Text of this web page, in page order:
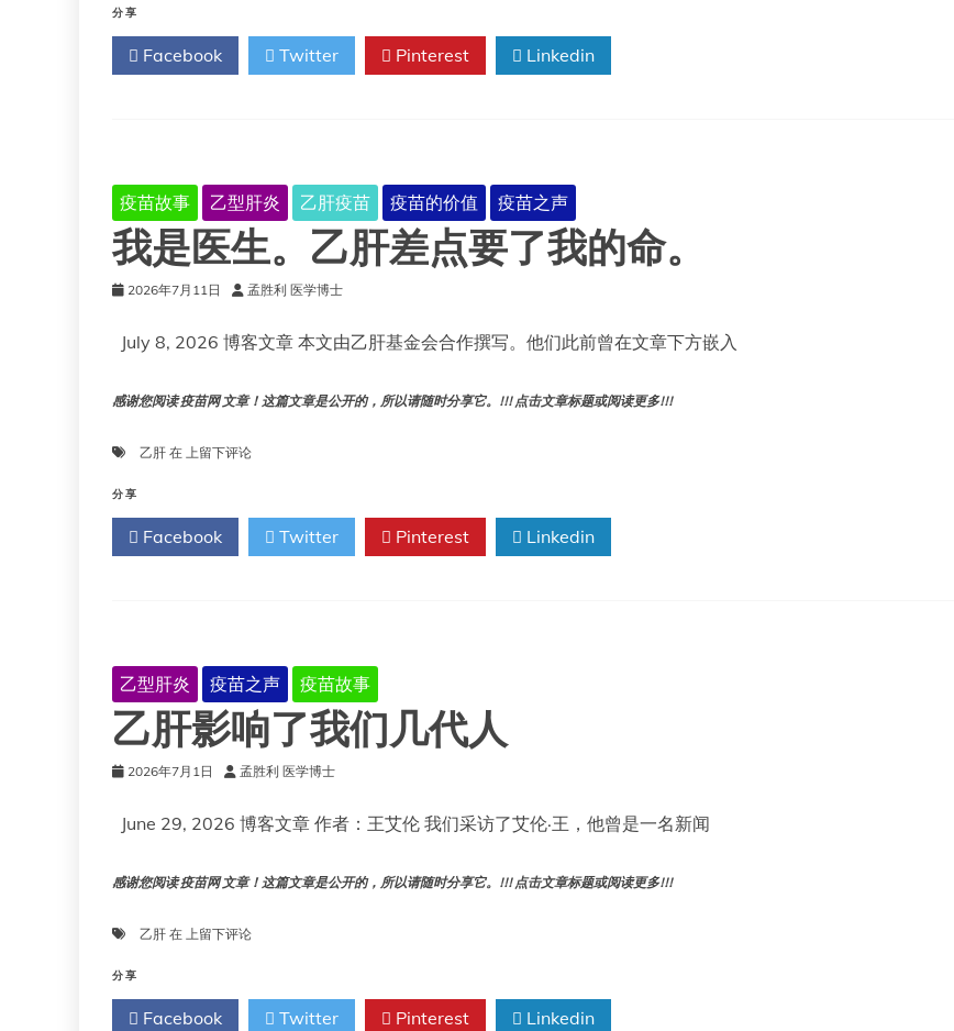
肝
炎
分享
Facebook Twitter Pinterest Linkedin
疫苗故事 乙型肝炎 乙肝疫苗 疫苗的价值 疫苗之声
我是医生。乙肝差点要了我的命。
2026年7月11日 孟胜利 医学博士
July 8, 2026 博客文章 本文由乙肝基金会合作撰写。他们此前曾在文章下方嵌入
感谢您阅读 疫苗网 文章！这篇文章是公开的，所以请随时分享它。!!! 点击文章标题或阅读更多!!!
乙肝 在 我
生。
乙
肝
我
的
命。
上留下评论
分享
Facebook Twitter Pinterest Linkedin
乙型肝炎 疫苗之声 疫苗故事
乙肝影响了我们几代人
2026年7月1日 孟胜利 医学博士
June 29, 2026 博客文章 作者：王艾伦 我们采访了艾伦·王，他曾是一名新闻
感谢您阅读 疫苗网 文章！这篇文章是公开的，所以请随时分享它。!!! 点击文章标题或阅读更多!!!
乙肝 在 乙
响
了
上留下评论
分享
Facebook Twitter Pinterest Linkedin